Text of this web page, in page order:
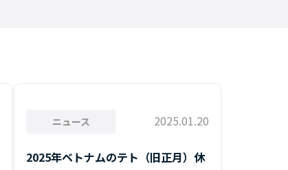
ニュース 2025.01.20
2025年ベトナムのテト（旧正月）休